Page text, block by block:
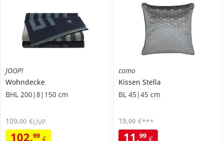
JOOP!
Wohndecke
BHL 200|8|150 cm
102,99 €
109,00 €UVP
como
Kissen Stella
BL 45|45 cm
11,99 €
19,99 €***